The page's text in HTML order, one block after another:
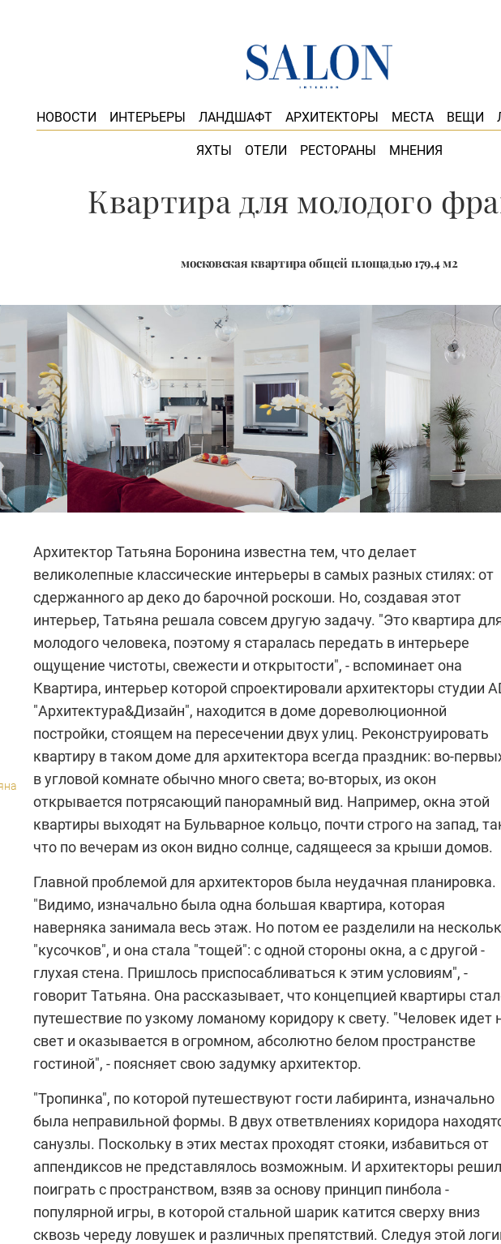
НОВОСТИ ИНТЕРЬЕРЫ ЛАНДШАФТ АРХИТЕКТОРЫ МЕСТА ВЕЩИ
ЯХТЫ ОТЕЛИ РЕСТОРАНЫ МНЕНИЯ
Квартира для молодого
московская квартира общей площадью 179,4 м2
АрхитекторТатьяна Боронина известна тем, что делает
великолепные классические интерьеры в самых разных стилях: от
сдержанного ар декодо барочной роскоши. Но, создавая этот
интерьер, Татьяна решала совсем другую задачу. "Это квартира
молодого человека, поэтому я старалась передать в интерьере
ощущение чистоты, свежести и открытости", - вспоминает она
Квартира, интерьер которой спроектировали архитекторы студии
"Архитектура&Дизайн", находится в доме дореволюционной
постройки, стоящем на пересечении двух улиц. Реконструировать
квартиру в таком доме для архитектора всегда праздник: во-
в угловой комнате обычно много света; во-вторых, из окон
открывается потрясающий панорамный вид. Например, окна этой
квартиры выходят на Бульварное кольцо, почти строго на запад,
что по вечерам из окон видно солнце, садящееся за крыши домов.
Главной проблемой для архитекторов была неудачная планировка.
"Видимо, изначально была одна большая квартира, которая
наверняка занимала весь этаж. Но потом ее разделили на
"кусочков", и она стала "тощей": с одной стороны окна, а с другой -
глухая стена. Пришлось приспосабливаться к этим условиям", -
говорит Татьяна. Она рассказывает, что концепцией квартиры
путешествие по узкому ломаному коридору к свету. "Человек идет
свет и оказывается в огромном, абсолютно белом пространстве
гостиной", - поясняет свою задумку архитектор.
"Тропинка", по которой путешествуют гости лабиринта, изначально
была неправильной формы. В двух ответвлениях коридора
санузлы. Поскольку в этих местах проходят стояки, избавиться от
аппендиксов не представлялось возможным. И архитекторы
поиграть с пространством, взяв за основу принцип пинбола -
популярной игры, в которой стальной шарик катится сверху вниз
сквозь череду ловушек и различных препятствий. Следуя этой